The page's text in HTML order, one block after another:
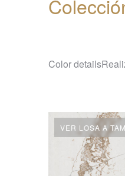
Color details
VER LOSA A